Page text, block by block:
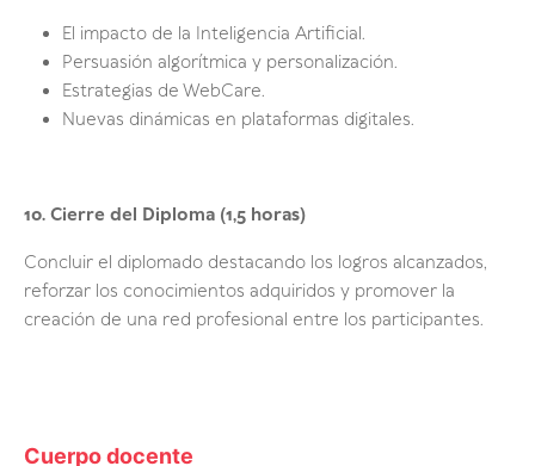
El impacto de la Inteligencia Artificial.
Persuasión algorítmica y personalización.
Estrategias de WebCare.
Nuevas dinámicas en plataformas digitales.
10. Cierre del Diploma (1,5 horas)
Concluir el diplomado destacando los logros alcanzados,
reforzar los conocimientos adquiridos y promover la
creación de una red profesional entre los participantes.
Cuerpo docente